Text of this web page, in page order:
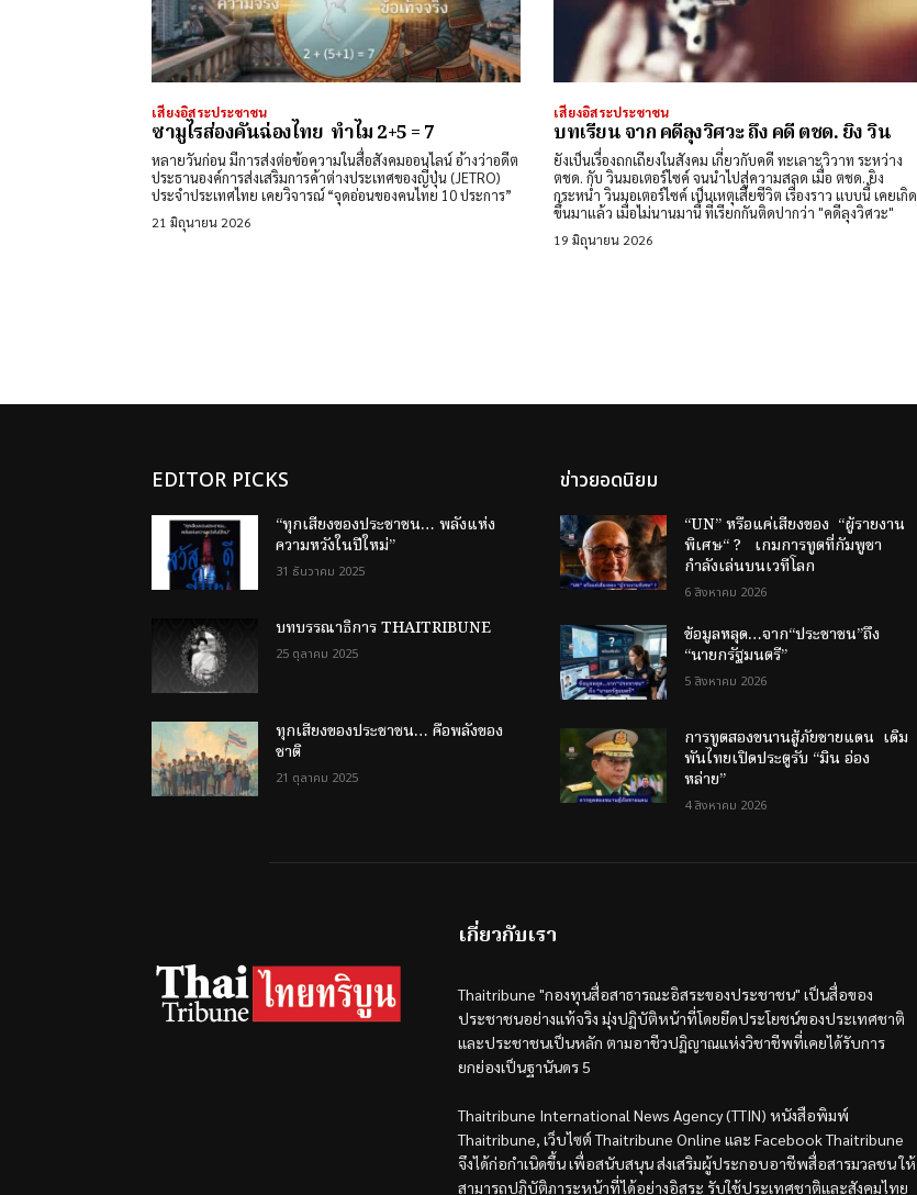
เสียงอิสระประชาชน
ซามูไรส่องคันฉ่องไทย ทำไม 2+5 = 7
หลายวันก่อน มีการส่งต่อข้อความในสื่อสังคมออนไลน์ อ้างว่าอดีต
ประธานองค์การส่งเสริมการค้าต่างประเทศของญี่ปุ่น (JETRO)
ประจำประเทศไทย เคยวิจารณ์ “จุดอ่อนของคนไทย 10 ประการ”
21 มิถุนายน 2026
เสียงอิสระประชาชน
บทเรียน จาก คดีลุงวิศวะ ถึง คดี ตชด. ยิง วิน
ยังเป็นเรื่องถกเถียงในสังคม เกี่ยวกับคดี ทะเลาะวิวาท ระหว่าง
ตชด. กับ วินมอเตอร์ไซค์ จนนำไปสู่ความสลด เมื่อ ตชด. ยิง
กระหน่ำ วินมอเตอร์ไซค์ เป็นเหตุเสียชีวิต เรื่องราว แบบนี้ เคยเกิด
ขึ้นมาแล้ว เมื่อไม่นานมานี้ ที่เรียกกันติดปากว่า "คดีลุงวิศวะ"
19 มิถุนายน 2026
EDITOR PICKS
“ทุกเสียงของประชาชน… พลังแห่ง
ความหวังในปีใหม่”
31 ธันวาคม 2025
บทบรรณาธิการ THAITRIBUNE
25 ตุลาคม 2025
ทุกเสียงของประชาชน… คือพลังของ
ชาติ
21 ตุลาคม 2025
ข่าวยอดนิยม
“UN” หรือแค่เสียงของ “ผู้รายงาน
พิเศษ“ ? เกมการทูตที่กัมพูชา
กำลังเล่นบนเวทีโลก
6 สิงหาคม 2026
ข้อมูลหลุด…จาก“ประชาชน”ถึง
“นายกรัฐมนตรี”
5 สิงหาคม 2026
การทูตสองขนานสู้ภัยชายแดน เดิม
พันไทยเปิดประตูรับ “มิน อ่อง
หล่าย”
4 สิงหาคม 2026
เกี่ยวกับเรา
Thaitribune "กองทุนสื่อสาธารณะอิสระของประชาชน" เป็นสื่อของ
ประชาชนอย่างแท้จริง มุ่งปฏิบัติหน้าที่โดยยึดประโยชน์ของประเทศชาติ
และประชาชนเป็นหลัก ตามอาชีวปฏิญาณแห่งวิชาชีพที่เคยได้รับการ
ยกย่องเป็นฐานันดร 5
Thaitribune International News Agency (TTIN) หนังสือพิมพ์
Thaitribune, เว็บไซต์ Thaitribune Online และ Facebook Thaitribune
จึงได้ก่อกำเนิดขึ้น เพื่อสนับสนุน ส่งเสริมผู้ประกอบอาชีพสื่อสารมวลชน ให้
สามารถปฏิบัติภาระหน้าที่ได้อย่างอิสระ รับใช้ประเทศชาติและสังคมไทย